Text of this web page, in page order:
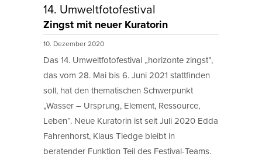
14. Umweltfotofestival
Zingst mit neuer Kuratorin
10. Dezember 2020
Das 14. Umweltfotofestival „horizonte zingst”,
das vom 28. Mai bis 6. Juni 2021 stattfinden
soll, hat den thematischen Schwerpunkt
„Wasser – Ursprung, Element, Ressource,
Leben“. Neue Kuratorin ist seit Juli 2020 Edda
Fahrenhorst, Klaus Tiedge bleibt in
beratender Funktion Teil des Festival-Teams.